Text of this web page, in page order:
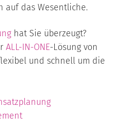
auf das Wesentliche.
hat Sie überzeugt?
ALL-IN-ONE-Lösung von
und schnell um die